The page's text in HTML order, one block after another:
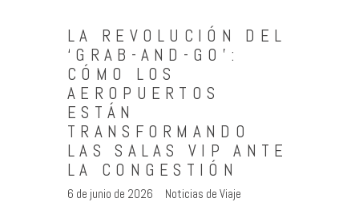
América
Asia
Quienes Somos
Contacto
LA REVOLUCIÓN DEL
‘GRAB-AND-GO’:
CÓMO LOS
AEROPUERTOS
ESTÁN
TRANSFORMANDO
LAS SALAS VIP ANTE
LA CONGESTIÓN
6 de junio de 2026
Noticias de Viaje